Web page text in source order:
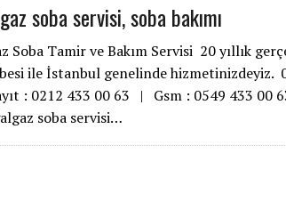
soba servisi, soba bakımı
Soba Tamir ve Bakım Servisi 20 yıllık
ile İstanbul genelinde hizmetinizdeyiz.
: 0212 433 00 63 | Gsm : 0549 433 00
soba servisi…